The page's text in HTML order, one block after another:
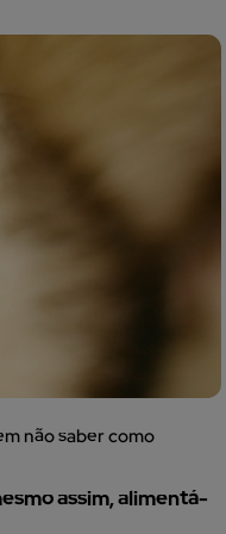
não saber como
assim, alimentá-